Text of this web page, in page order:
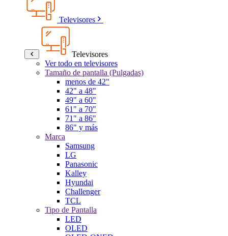
Televisores
Televisores
Ver todo en televisores
Tamaño de pantalla (Pulgadas)
menos de 42"
42" a 48"
49" a 60"
61" a 70"
71" a 86"
86" y más
Marca
Samsung
LG
Panasonic
Kalley
Hyundai
Challenger
TCL
Tipo de Pantalla
LED
OLED